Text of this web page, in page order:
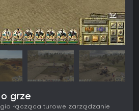
grze
łącząca turowe zarządzanie